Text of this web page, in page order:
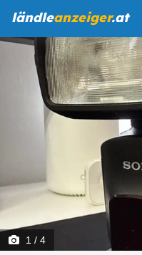
ländleanzeiger.at
1 / 4